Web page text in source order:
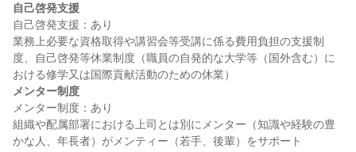
自己啓発支援
自己啓発支援：あり
業務上必要な資格取得や講習会等受講に係る費用負担の支援制
度、自己啓発等休業制度（職員の自発的な大学等（国外含む）に
メンター制度
メンター制度：あり
組織や配属部署における上司とは別にメンター（知識や経験の豊